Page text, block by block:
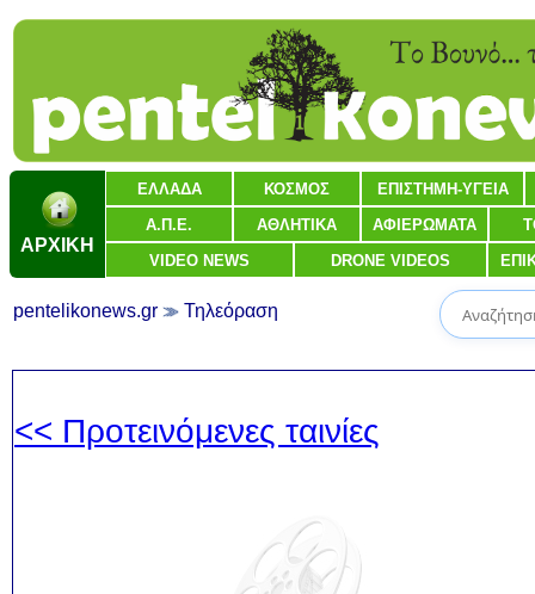
ΑΡΧΙΚΗ
ΕΛΛΑΔΑ ΚΟΣΜΟΣ ΕΠΙΣΤΗΜΗ-ΥΓΕΙΑ
Α.Π.Ε. ΑΘΛΗΤΙΚΑ ΑΦΙΕΡΩΜΑΤΑ
VIDEO NEWS DRONE VIDEOS
pentelikonews.gr Τηλεόραση
<< Προτεινόμενες ταινίες